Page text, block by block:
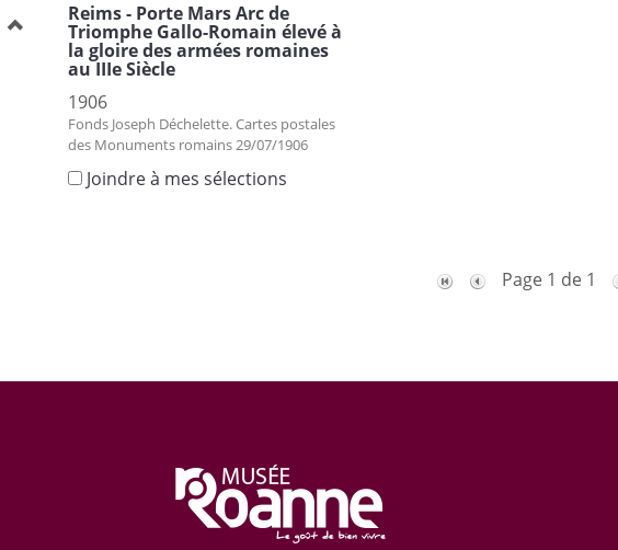
Reims - Porte Mars Arc de
Triomphe Gallo-Romain élevé à
la gloire des armées romaines
au IIIe Siècle
1906
Fonds Joseph Déchelette. Cartes postales
des Monuments romains 29/07/1906
Joindre à mes sélections
Page 1 de 1